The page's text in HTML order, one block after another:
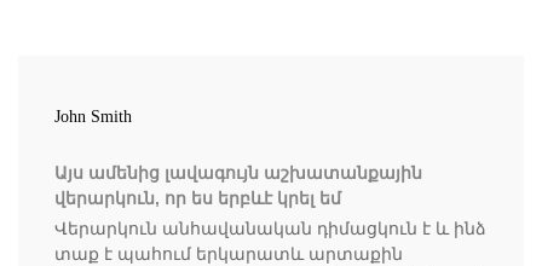
John Smith
Այս ամենից լավագույն աշխատանքային
վերարկուն, որ ես երբևէ կրել եմ
Վերարկուն անհավանական դիմացկուն է և ինձ
տաք է պահում երկարատև արտաքին